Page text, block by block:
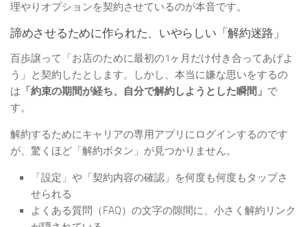
理やりオプションを契約させているのが本音です。
諦めさせるために作られた、いやらしい「解約迷路」
百歩譲って「お店のために最初の1ヶ月だけ付き合ってあげよ
う」と契約したとします。しかし、本当に嫌な思いをするの
は 「約束の期間が経ち、自分で解約しようとした瞬間」 で
す。
解約するためにキャリアの専用アプリにログインするのです
が、驚くほど「解約ボタン」が見つかりません。
「設定」や「契約内容の確認」を何度も何度もタップさ
せられる
よくある質問（FAQ）の文字の隙間に、小さく解約リンク